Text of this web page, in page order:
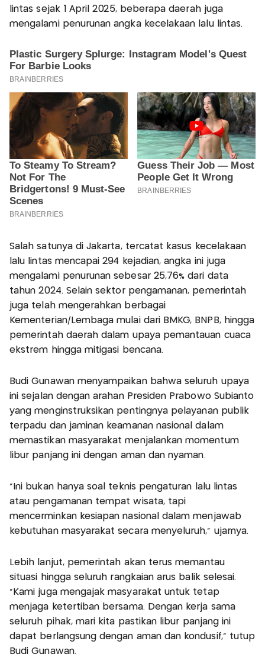
lintas sejak 1 April 2025, beberapa daerah juga
mengalami penurunan angka kecelakaan lalu lintas.
Salah satunya di Jakarta, tercatat kasus kecelakaan
lalu lintas mencapai 294 kejadian, angka ini juga
mengalami penurunan sebesar 25,76% dari data
tahun 2024. Selain sektor pengamanan, pemerintah
juga telah mengerahkan berbagai
Kementerian/Lembaga mulai dari BMKG, BNPB, hingga
pemerintah daerah dalam upaya pemantauan cuaca
ekstrem hingga mitigasi bencana.
Budi Gunawan menyampaikan bahwa seluruh upaya
ini sejalan dengan arahan Presiden Prabowo Subianto
yang menginstruksikan pentingnya pelayanan publik
terpadu dan jaminan keamanan nasional dalam
memastikan masyarakat menjalankan momentum
libur panjang ini dengan aman dan nyaman.
“Ini bukan hanya soal teknis pengaturan lalu lintas
atau pengamanan tempat wisata, tapi
mencerminkan kesiapan nasional dalam menjawab
kebutuhan masyarakat secara menyeluruh,” ujarnya.
Lebih lanjut, pemerintah akan terus memantau
situasi hingga seluruh rangkaian arus balik selesai.
“Kami juga mengajak masyarakat untuk tetap
menjaga ketertiban bersama. Dengan kerja sama
seluruh pihak, mari kita pastikan libur panjang ini
dapat berlangsung dengan aman dan kondusif,” tutup
Budi Gunawan.